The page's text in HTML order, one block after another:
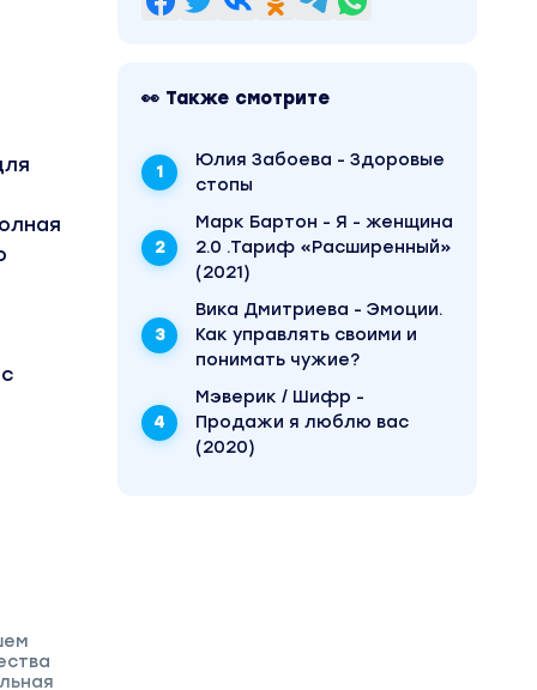
👀 Также смотрите
Юлия Забоева - Здоровые
стопы
Марк Бартон - Я - женщина
2.0 .Тариф «Расширенный»
(2021)
Вика Дмитриева - Эмоции.
Как управлять своими и
понимать чужие?
Мэверик / Шифр -
Продажи я люблю вас
(2020)